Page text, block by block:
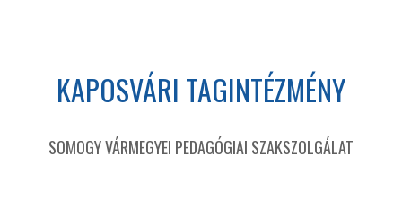
KAPOSVÁRI TAGINTÉZMÉNY
SOMOGY VÁRMEGYEI PEDAGÓGIAI SZAKSZOLGÁLAT